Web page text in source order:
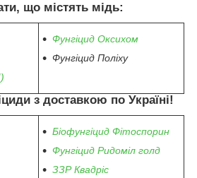
що містять мідь:
Фунгіцид Оксихом
Фунгіцид Поліху
з доставкою по Україні!
Біофунгіцид Фітоспорин
Фунгіцид Ридоміл голд
ЗЗР Квадріс